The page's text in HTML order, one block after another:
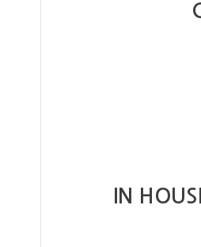
IN